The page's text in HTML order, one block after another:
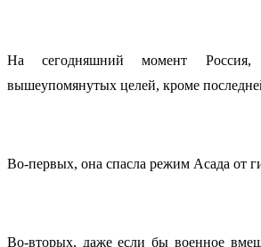
На сегодняшний момент Россия,
вышеупомянутых целей, кроме
Во-первых, она спасла режим Асада от
Во-вторых, даже если бы военное